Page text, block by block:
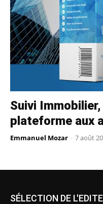
Suivi
plateforme aux
Emmanuel Mozar - 7 août
SÉLECTION DE